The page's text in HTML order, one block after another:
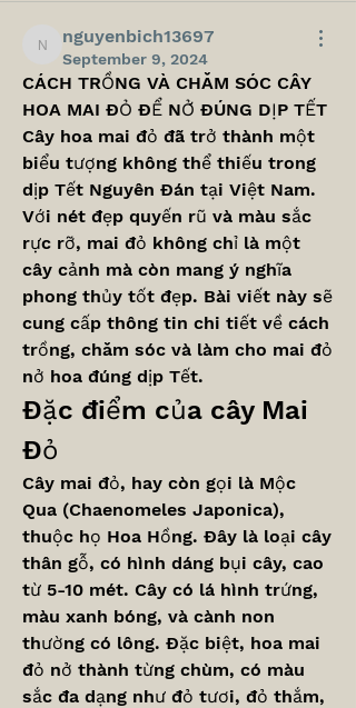
nguyenbich13697
nguyenbich13697
September 9, 2024
CÁCH TRỒNG VÀ CHĂM SÓC CÂY
HOA MAI ĐỎ ĐỂ NỞ ĐÚNG DỊP TẾT
Cây hoa mai đỏ đã trở thành một
biểu tượng không thể thiếu trong
dịp Tết Nguyên Đán tại Việt Nam.
Với nét đẹp quyến rũ và màu sắc
rực rỡ, mai đỏ không chỉ là một
cây cảnh mà còn mang ý nghĩa
phong thủy tốt đẹp. Bài viết này sẽ
cung cấp thông tin chi tiết về cách
trồng, chăm sóc và làm cho mai đỏ
nở hoa đúng dịp Tết.
Đặc điểm của cây Mai
Đỏ
Cây mai đỏ, hay còn gọi là Mộc
Qua (Chaenomeles Japonica),
thuộc họ Hoa Hồng. Đây là loại cây
thân gỗ, có hình dáng bụi cây, cao
từ 5-10 mét. Cây có lá hình trứng,
màu xanh bóng, và cành non
thường có lông. Đặc biệt, hoa mai
đỏ nở thành từng chùm, có màu
sắc đa dạng như đỏ tươi, đỏ thắm,